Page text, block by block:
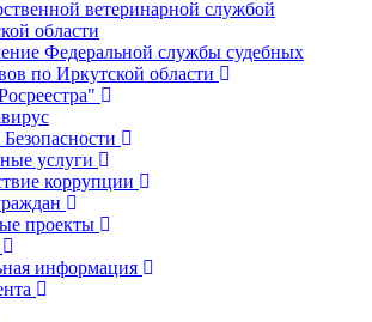
ветеринарной службой
области
Федеральной службы судебных
по Иркутской области
услуги
коррупции
проекты
информация